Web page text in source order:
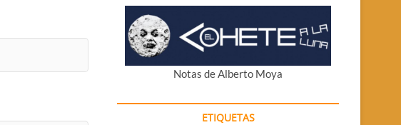
Notas de Alberto Moya
ETIQUETAS